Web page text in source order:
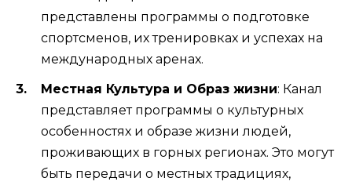
представлены программы о подготовке
спортсменов, их тренировках и успехах на
международных аренах.
Местная Культура и Образ жизни: Канал
представляет программы о культурных
особенностях и образе жизни людей,
проживающих в горных регионах. Это могут
быть передачи о местных традициях,